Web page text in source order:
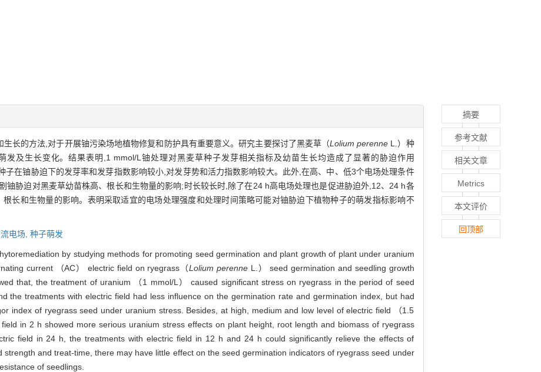
长的方法,对于开展铀污染场地植物修复和防护具有重要意义。研究主要探讨了黑麦草（Lolium perenne L.）种
发及生长变化。结果表明,1 mmol/L铀处理对黑麦草种子发芽相关指标及幼苗生长均造成了显著的胁迫作用
子在铀胁迫下的发芽率和发芽指数影响较小,对发芽势和活力指数影响较大。此外,在高、中、低3个电场处理条件
铀胁迫对黑麦草幼苗株高、根长和生物量的影响;时长较长时,除了在24 h高电场处理也是促进胁迫外,12、24 h各
长和生物量的影响。表明采取适宜的电场处理强度和处理时间策略可能对铀胁迫下植物种子的萌发指标影响不
电场, 种子萌发
by studying methods for promoting seed germination and plant growth of plant under uranium
current （AC） electric field on ryegrass（Lolium perenneL.） seed germination and seedling growth
that, the treatment of uranium （1 mmol/L） caused significant stress on ryegrass in the period of seed
the treatments with electric field had less influence on the germination rate and germination index, but had
index of ryegrass seed under uranium stress. Besides, at high, medium and low level of electric field （1.5
in 2 h showed more serious uranium stress effects on plant height, root length and biomass of ryegrass
field in 24 h, the treatments with electric field in 12 h and 24 h could significantly relieve the effects of
and treat-time, there may have little effect on the seed germination indicators of ryegrass seed under
of seedlings.
摘要
参考文献
相关文章
Metrics
本文评价
回顶部